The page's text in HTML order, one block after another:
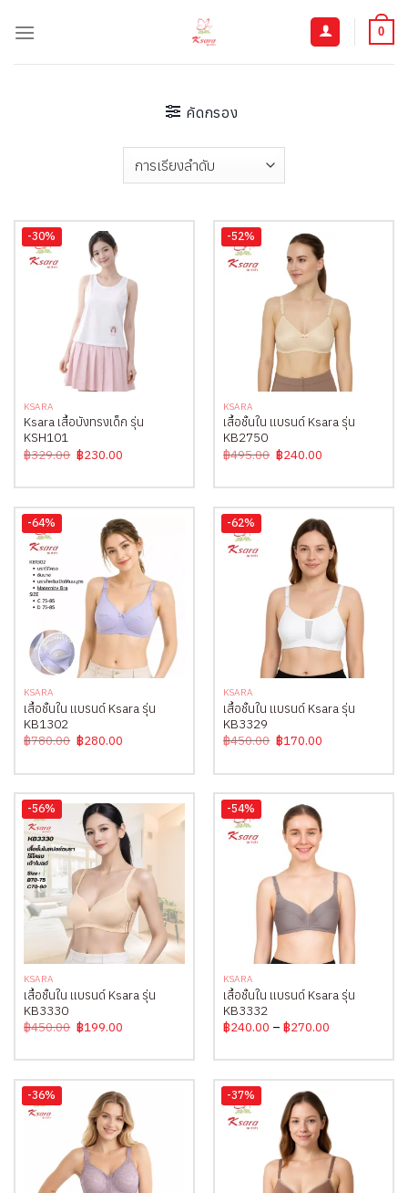
0
คัดกรอง
-30%
KSARA
Ksara เสื้อบังทรงเด็ก รุ่น
KSH101
฿329.00 Original
price
฿329.00.
฿230.00
฿230.00.
-52%
KSARA
เสื้อชั้นใน แบรนด์ Ksara รุ่น
KB2750
฿495.00 Original
price
฿495.00.
฿240.00
฿240.00.
-64%
KSARA
เสื้อชั้นใน แบรนด์ Ksara รุ่น
KB1302
฿780.00 Original
price
฿780.00.
฿280.00
฿280.00.
-62%
KSARA
เสื้อชั้นใน แบรนด์ Ksara รุ่น
KB3329
฿450.00 Original
price
฿450.00.
฿170.00
฿170.00.
-56%
KSARA
เสื้อชั้นใน แบรนด์ Ksara รุ่น
KB3330
฿450.00 Original
price
฿450.00.
฿199.00
฿199.00.
-54%
KSARA
เสื้อชั้นใน แบรนด์ Ksara รุ่น
KB3332
฿240.00 – ฿270.00
through
-36% -37%